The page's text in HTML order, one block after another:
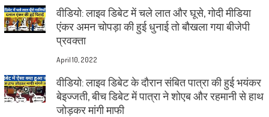
वीडियो: लाइव डिबेट में चले लात और घूसे, गोदी मीडिया
एंकर अमन चोपड़ा की हुई धुनाई तो बौखला गया बीजेपी
प्रवक्ता
April 10, 2022
वीडियो: लाइव डिबेट के दौरान संबित पात्रा की हुई भयंकर
बेइज्जती, बीच डिबेट में पात्रा ने शोएब और रहमानी से हाथ
जोड़कर मांगी माफी